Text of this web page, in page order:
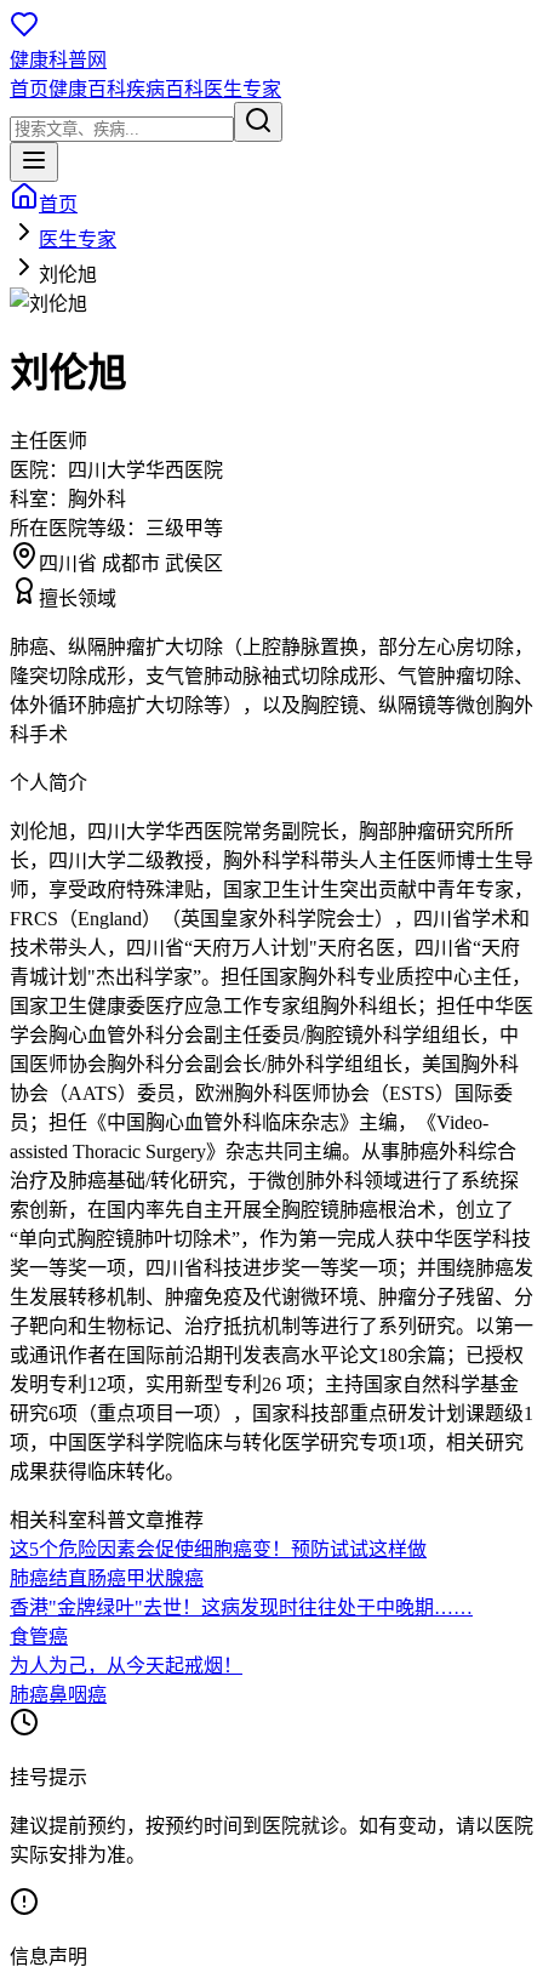
健康科普网
首页健康百科疾病百科医生专家
首页
医生专家
刘伦旭
刘伦旭
主任医师
医院：
四川大学华西医院
科室： 胸外科
所在医院等级：
三级甲等
四川省 成都市 武侯区
擅长领域
肺癌、纵隔肿瘤扩大切除（上腔静脉置换，部分左心房切除，
隆突切除成形，支气管肺动脉袖式切除成形、气管肿瘤切除、
体外循环肺癌扩大切除等），以及胸腔镜、纵隔镜等微创胸外
科手术
个人简介
刘伦旭，四川大学华西医院常务副院长，胸部肿瘤研究所所
长，四川大学二级教授，胸外科学科带头人主任医师博士生导
师，享受政府特殊津贴，国家卫生计生突出贡献中青年专家，
FRCS（England）（英国皇家外科学院会士），四川省学术和
技术带头人，四川省“天府万人计划"天府名医，四川省“天府
青城计划"杰出科学家”。担任国家胸外科专业质控中心主任，
国家卫生健康委医疗应急工作专家组胸外科组长；担任中华医
学会胸心血管外科分会副主任委员/胸腔镜外科学组组长，中
国医师协会胸外科分会副会长/肺外科学组组长，美国胸外科
协会（AATS）委员，欧洲胸外科医师协会（ESTS）国际委
员；担任《中国胸心血管外科临床杂志》主编，《Video-
assisted Thoracic Surgery》杂志共同主编。从事肺癌外科综合
治疗及肺癌基础/转化研究，于微创肺外科领域进行了系统探
索创新，在国内率先自主开展全胸腔镜肺癌根治术，创立了
“单向式胸腔镜肺叶切除术”，作为第一完成人获中华医学科技
奖一等奖一项，四川省科技进步奖一等奖一项；并围绕肺癌发
生发展转移机制、肿瘤免疫及代谢微环境、肿瘤分子残留、分
子靶向和生物标记、治疗抵抗机制等进行了系列研究。以第一
或通讯作者在国际前沿期刊发表高水平论文180余篇；已授权
发明专利12项，实用新型专利26 项；主持国家自然科学基金
研究6项（重点项目一项），国家科技部重点研发计划课题级1
项，中国医学科学院临床与转化医学研究专项1项，相关研究
成果获得临床转化。
相关科室科普文章推荐
这5个危险因素会促使细胞癌变！预防试试这样做
肺癌结直肠癌甲状腺癌
香港"金牌绿叶"去世！这病发现时往往处于中晚期……
食管癌
为人为己，从今天起戒烟！
肺癌鼻咽癌
挂号提示
建议提前预约，按预约时间到医院就诊。如有变动，请以医院
实际安排为准。
信息声明